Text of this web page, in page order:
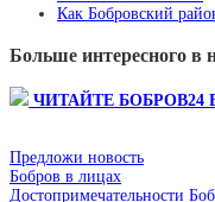
Как Бобровский
Больше интересного
ЧИТАЙТЕ БОБРОВ24
Предложи новость
Бобров в лицах
Достопримечательности